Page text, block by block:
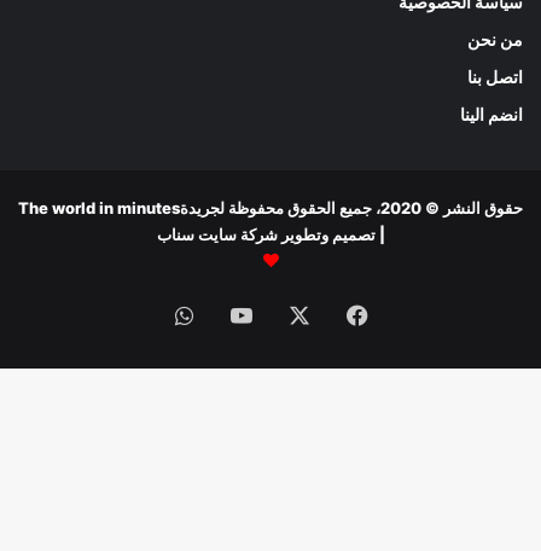
حقوق النشر © 2020، جميع الحقوق محفوظة لجريدةThe world in minutes
شركة سايت سناب
‫YouTubeواتساب